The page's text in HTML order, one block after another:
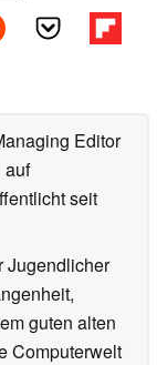
Editor
auf
seit
Jugendlicher
guten alten
Computerwelt